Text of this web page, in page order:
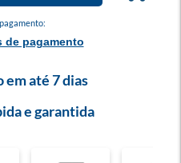
de pagamento
em até 7 dias
e garantida